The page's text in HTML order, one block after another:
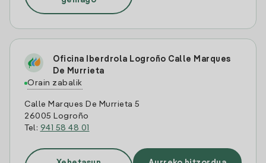
Oficina Iberdrola Logroño Calle Marques
De Murrieta
Orain zabalik
Calle Marques De Murrieta 5
26005 Logroño
Tel: 941 58 48 01